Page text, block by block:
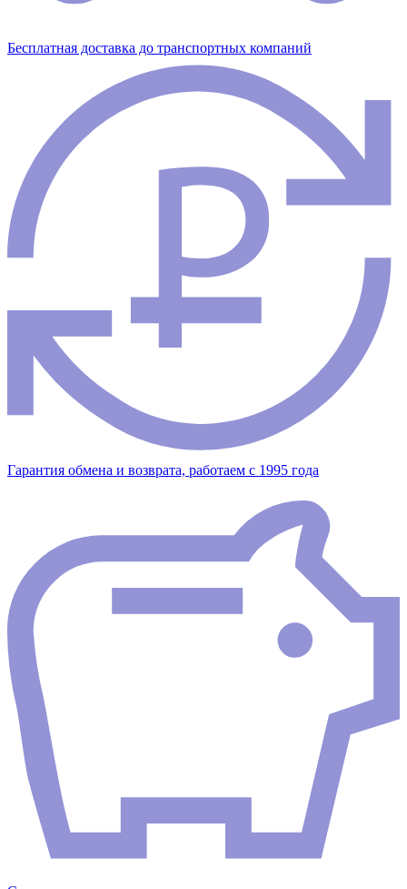
Бесплатная доставка до транспортных компаний
Гарантия обмена и возврата, работаем с 1995 года